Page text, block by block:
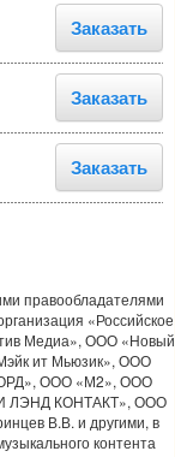
Заказать
Заказать
Заказать
правообладателями
«Российское
Медиа», ООО «Новый
ит Мьюзик», ООО
ООО «М2», ООО
ЛЭНД КОНТАКТ», ООО
В.В. и другими, в
контента